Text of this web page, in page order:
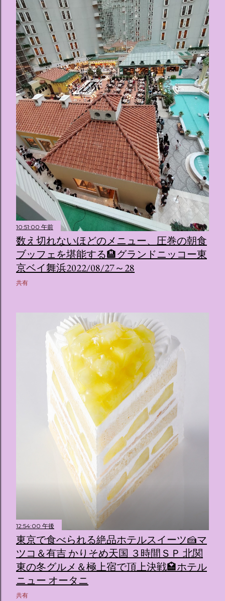
10:51:00 午前
数え切れないほどのメニュー、圧巻の朝食
ブッフェを堪能する🏨グランドニッコー東
京ベイ舞浜2022/08/27～28
共有
12:54:00 午後
東京で食べられる絶品ホテルスイーツ🍰マ
ツコ＆有吉 かりそめ天国 ３時間ＳＰ 北関
東の冬グルメ＆極上宿で頂上決戦🏩ホテル
ニュー オータニ
共有